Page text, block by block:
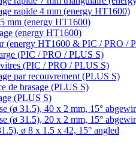
rapide 4 mm (energy HT1600)
mm (energy HT1600)
(energy HT1600)
(energy HT1600 & PIC / PRO /
(PIC / PRO / PLUS S)
(PIC / PRO / PLUS S)
par recouvrement (PLUS S)
de brasage (PLUS S)
(PLUS S)
(ø 31.5), 40 x 2 mm, 15°
(ø 31.5), 20 x 2 mm, 15°
ø 8 x 1.5 x 42, 15° angled